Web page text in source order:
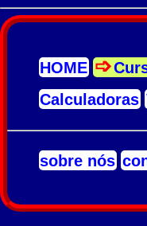
HOME
Calculadoras
sobre nós